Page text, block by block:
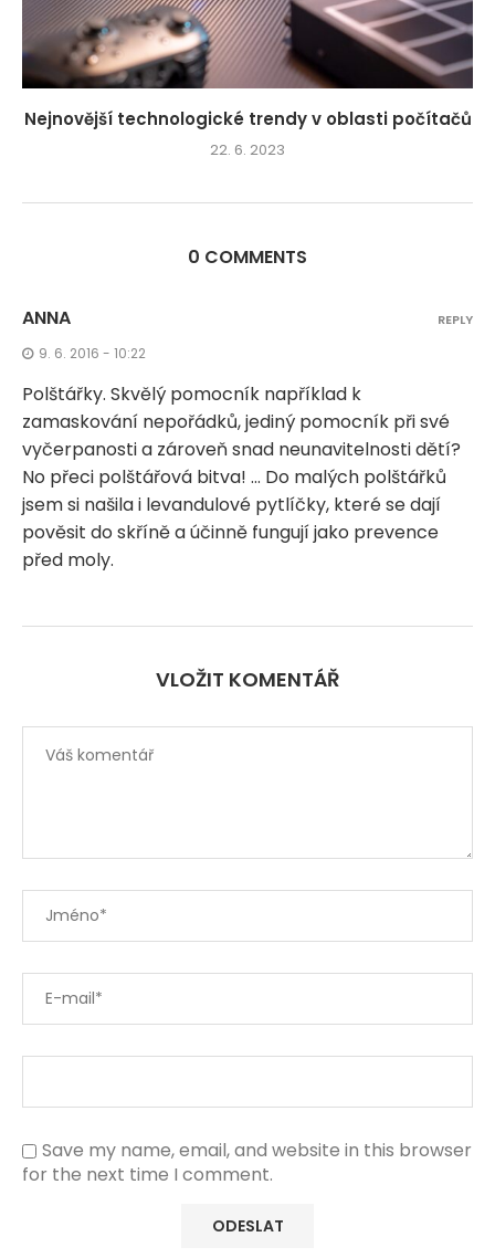
Nejnovější technologické trendy v oblasti počítačů
22. 6. 2023
0 COMMENTS
ANNA
9. 6. 2016 - 10:22
Polštářky. Skvělý pomocník například k
zamaskování nepořádků, jediný pomocník při své
vyčerpanosti a zároveň snad neunavitelnosti dětí?
No přeci polštářová bitva! … Do malých polštářků
jsem si našila i levandulové pytlíčky, které se dají
pověsit do skříně a účinně fungují jako prevence
před moly.
REPLY
VLOŽIT KOMENTÁŘ
Save my name, email, and website in this browser
for the next time I comment.